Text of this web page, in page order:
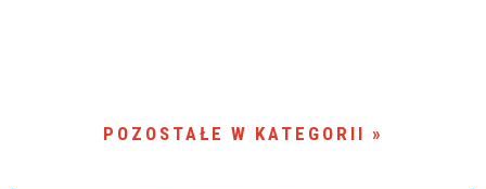
POZOSTAŁE W KATEGORII